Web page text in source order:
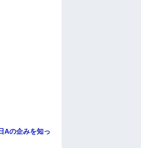
Aの企みを知っ